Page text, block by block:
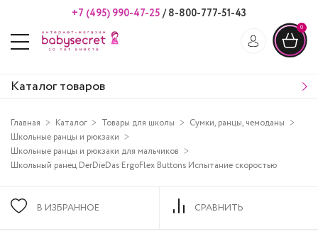
+7 (495) 990-47-25 /8-800-777-51-43
0
Каталог товаров
Главная Каталог Товары для школы
Сумки, ранцы, чемоданы
Школьные ранцы и рюкзаки
Школьные ранцы и рюкзаки для мальчиков
Школьный ранец DerDieDas ErgoFlex Buttons Испытание скоростью
В ИЗБРАННОЕ СРАВНИТЬ